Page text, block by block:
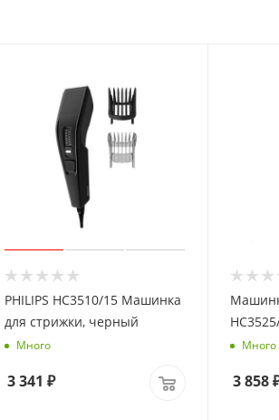
PHILIPS HC3510/15 Машинка
для стрижки, черный
Много
3 341 ₽
Много
3 858